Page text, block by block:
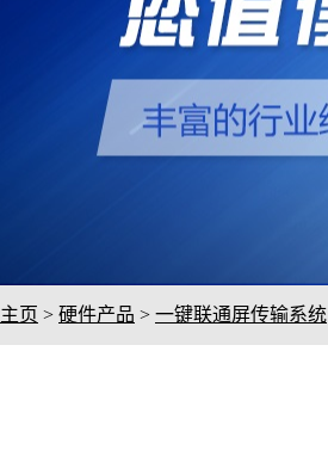
主页 > 硬件产品 > 一键联通屏传输系统